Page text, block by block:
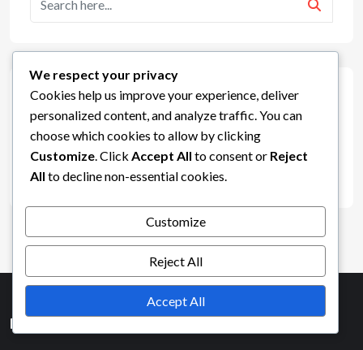
Archiv
March 2026
February 2026
Rechtliches
We respect your privacy
Cookies help us improve your experience, deliver
personalized content, and analyze traffic. You can
choose which cookies to allow by clicking
Customize . Click Accept All to consent or Reject
All to decline non-essential cookies.
Customize
Reject All
Accept All